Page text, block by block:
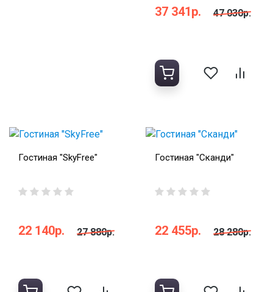
37 341р. 47 030р.
Гостиная "SkyFree"
22 140р. 27 880р.
Гостиная "Сканди"
22 455р. 28 280р.